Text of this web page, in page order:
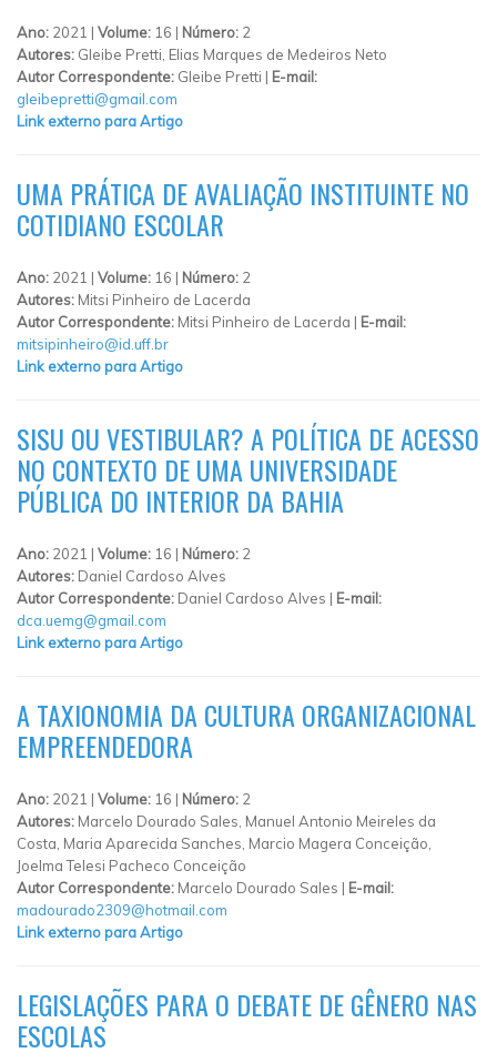
Ano: 2021 | Volume: 16 | Número: 2
Autores: Gleibe Pretti, Elias Marques de Medeiros Neto
Autor Correspondente: Gleibe Pretti | E-mail:
gleibepretti@gmail.com
Link externo para Artigo
UMA PRÁTICA DE AVALIAÇÃO INSTITUINTE NO
COTIDIANO ESCOLAR
Ano: 2021 | Volume: 16 | Número: 2
Autores: Mitsi Pinheiro de Lacerda
Autor Correspondente: Mitsi Pinheiro de Lacerda | E-mail:
mitsipinheiro@id.uff.br
Link externo para Artigo
SISU OU VESTIBULAR? A POLÍTICA DE ACESSO
NO CONTEXTO DE UMA UNIVERSIDADE
PÚBLICA DO INTERIOR DA BAHIA
Ano: 2021 | Volume: 16 | Número: 2
Autores: Daniel Cardoso Alves
Autor Correspondente: Daniel Cardoso Alves | E-mail:
dca.uemg@gmail.com
Link externo para Artigo
A TAXIONOMIA DA CULTURA ORGANIZACIONAL
EMPREENDEDORA
Ano: 2021 | Volume: 16 | Número: 2
Autores: Marcelo Dourado Sales, Manuel Antonio Meireles da
Costa, Maria Aparecida Sanches, Marcio Magera Conceição,
Joelma Telesi Pacheco Conceição
Autor Correspondente: Marcelo Dourado Sales | E-mail:
madourado2309@hotmail.com
Link externo para Artigo
LEGISLAÇÕES PARA O DEBATE DE GÊNERO NAS
ESCOLAS